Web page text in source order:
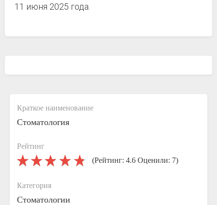
11 июня 2025 года.
Краткое наименование
Стоматология
Рейтинг
(Рейтинг: 4.6 Оценили: 7)
Категория
Стоматологии